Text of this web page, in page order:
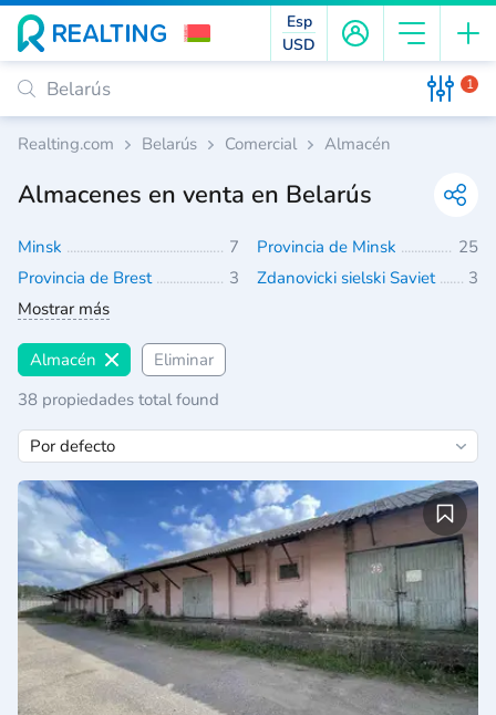
Esp
USD
1
Realting.com Belarús Comercial Almacén
Almacenes en venta en Belarús
Minsk 7 Provincia de Minsk
25
Provincia de Brest
3 Zdanovicki sielski Saviet
3
Mostrar más
Almacén
Eliminar
38 propiedades total found